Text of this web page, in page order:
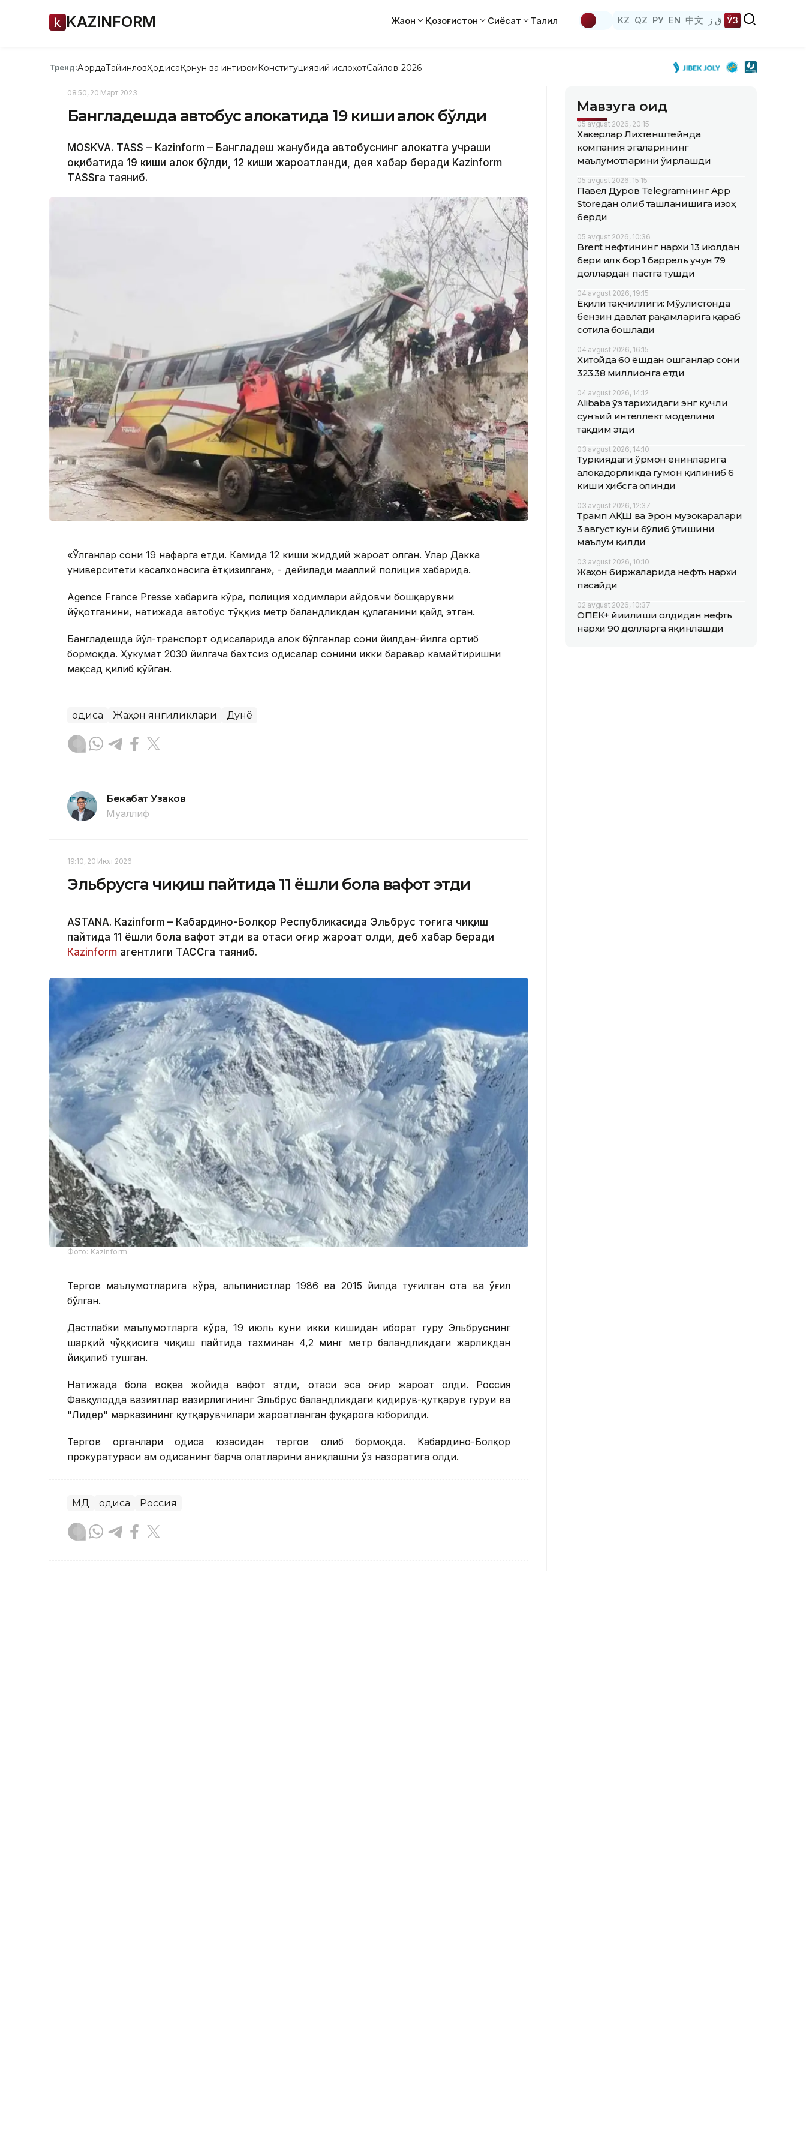
KAZINFORM Жаҳон Қозоғистон Сиёсат Таҳлил KZ QZ РУ EN 中文 ق ز ЎЗ
Тренд:АқордаТайинловҲодисаҚонун ва интизомКонституциявий ислоҳотСайлов-2026
08:50, 20 Март 2023
Бангладешда автобус ҳалокатида 19 киши ҳалок бўлди
МОSKVA. ТАSS – Каzinform – Бангладеш жанубида автобуснинг ҳалокатга учраши
оқибатида 19 киши ҳалок бўлди, 12 киши жароҳатланди, дея хабар беради Kazinform
ТASSга таяниб.
«Ўлганлар сони 19 нафарга етди. Камида 12 киши жиддий жароҳат олган. Улар Дакка
университети касалхонасига ётқизилган», - дейилади маҳаллий полиция хабарида.
Agence France Presse хабарига кўра, полиция ходимлари ҳайдовчи бошқарувни
йўқотганини, натижада автобус тўққиз метр баландликдан қулаганини қайд этган.
Бангладешда йўл-транспорт ҳодисаларида ҳалок бўлганлар сони йилдан-йилга ортиб
бормоқда. Ҳукумат 2030 йилгача бахтсиз ҳодисалар сонини икки баравар камайтиришни
мақсад қилиб қўйган.
Ҳодиса Жаҳон янгиликлари Дунё
Бекабат Узаков
Муаллиф
19:10, 20 Июл 2026
Эльбрусга чиқиш пайтида 11 ёшли бола вафот этди
ASTANА. Кazinform – Кабардино-Болқор Республикасида Эльбрус тоғига чиқиш
пайтида 11 ёшли бола вафот этди ва отаси оғир жароҳат олди, деб хабар беради
Кazinform агентлиги ТАССга таяниб.
Фото: Kazinform
Тергов маълумотларига кўра, альпинистлар 1986 ва 2015 йилда туғилган ота ва ўғил
бўлган.
Дастлабки маълумотларга кўра, 19 июль куни икки кишидан иборат гуруҳ Эльбруснинг
шарқий чўққисига чиқиш пайтида тахминан 4,2 минг метр баландликдаги жарликдан
йиқилиб тушган.
Натижада бола воқеа жойида вафот этди, отаси эса оғир жароҳат олди. Россия
Фавқулодда вазиятлар вазирлигининг Эльбрус баландликдаги қидирув-қутқарув гуруҳи ва
"Лидер" марказининг қутқарувчилари жароҳатланган фуқарога юборилди.
Тергов органлари ҳодиса юзасидан тергов олиб бормоқда. Кабардино-Болқор
прокуратураси ҳам ҳодисанинг барча ҳолатларини аниқлашни ўз назоратига олди.
МДҲ Ҳодиса Россия
Мавзуга оид
05 avgust 2026, 20:15
Хакерлар Лихтенштейнда
компания эгаларининг
маълумотларини ўғирлашди
05 avgust 2026, 15:15
Павел Дуров Telegramнинг App
Storeдан олиб ташланишига изоҳ
берди
05 avgust 2026, 10:36
Brent нефтининг нархи 13 июлдан
бери илк бор 1 баррель учун 79
доллардан пастга тушди
04 avgust 2026, 19:15
Ёқилғи тақчиллиги: Мўғулистонда
бензин давлат рақамларига қараб
сотила бошлади
04 avgust 2026, 16:15
Хитойда 60 ёшдан ошганлар сони
323,38 миллионга етди
04 avgust 2026, 14:12
Alibaba ўз тарихидаги энг кучли
сунъий интеллект моделини
тақдим этди
03 avgust 2026, 14:10
Туркиядаги ўрмон ёнғинларига
алоқадорликда гумон қилиниб 6
киши ҳибсга олинди
03 avgust 2026, 12:37
Трамп АҚШ ва Эрон музокаралари
3 август куни бўлиб ўтишини
маълум қилди
03 avgust 2026, 10:10
Жаҳон биржаларида нефть нархи
пасайди
02 avgust 2026, 10:37
ОПEК+ йиғилиши олдидан нефть
нархи 90 долларга яқинлашди